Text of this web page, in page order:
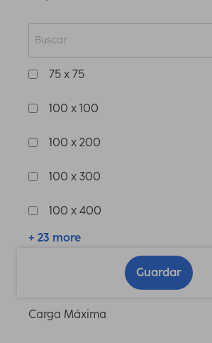
75 x 75
100 x 100
100 x 200
100 x 300
100 x 400
+ 23 more
Guardar
Carga Máxima